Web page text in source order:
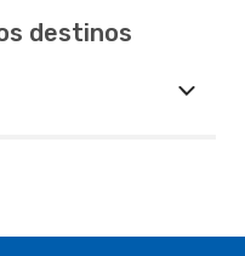
destinos